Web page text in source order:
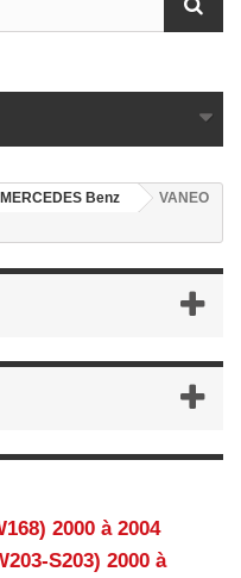
MERCEDES Benz
VANEO
2000 à 2004
S203) 2000 à